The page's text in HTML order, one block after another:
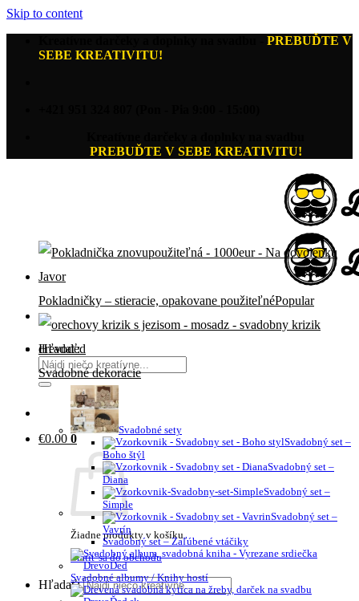
Skip to content
PREBUĎTE V
SEBE KREATIVITU!
PREBUĎTE V SEBE KREATIVITU!
Hľadať:
€0.00 0
Žiadne produkty v košíku.
Vrátiť sa do obchodu
Hľadať:
Pokladničky – stieracie, opakovane použiteľné
Svadobné dekorácie
Svadobné sety
Svadobný set –
Boho štýl
Svadobný set –
Diana
Svadobný set –
Simple
Svadobný set –
Vavrín
Svadobný set – Zaľúbené vtáčiky
Svadobné albumy / Knihy hostí